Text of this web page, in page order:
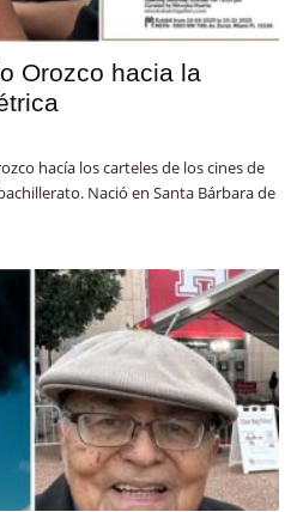
Orozco hacia la
hacía los carteles de los cines de
Nació en Santa Bárbara de